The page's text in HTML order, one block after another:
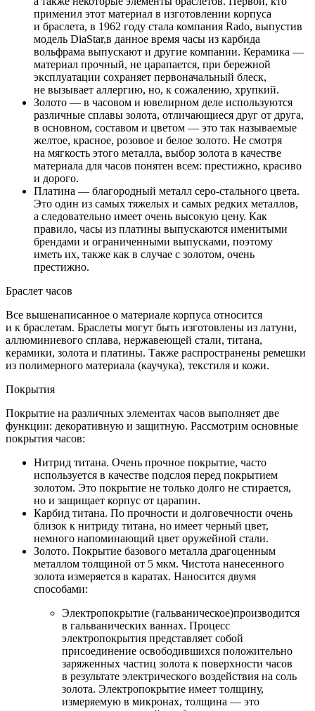
применил этот материал в изготовлении корпуса
и браслета, в 1962 году стала компания Rado, выпустив
модель DiaStar,в данное время часы из карбида
вольфрама выпускают и другие компании. Керамика —
материал прочный, не царапается, при бережной
эксплуатации сохраняет первоначальный блеск,
не вызывает аллергию, но, к сожалению, хрупкий.
Золото — в часовом и ювелирном деле используются
различные сплавы золота, отличающиеся друг от друга,
в основном, составом и цветом — это так называемые
желтое, красное, розовое и белое золото. Не смотря
на мягкость этого металла, выбор золота в качестве
материала для часов понятен всем: престижно, красиво
и дорого.
Платина — благородный металл серо-стального цвета.
Это один из самых тяжелых и самых редких металлов,
а следовательно имеет очень высокую цену. Как
правило, часы из платины выпускаются именитыми
брендами и ограниченными выпусками, поэтому
иметь их, также как в случае с золотом, очень
престижно.
Браслет часов
Все вышенаписанное о материале корпуса относится
и к браслетам. Браслеты могут быть изготовлены из латуни,
аллюминиевого сплава, нержавеющей стали, титана,
керамики, золота и платины. Также распространены ремешки
из полимерного материала (каучука), текстиля и кожи.
Покрытия
Покрытие на различных элементах часов выполняет две
функции: декоративную и защитную. Рассмотрим основные
покрытия часов:
Нитрид титана. Очень прочное покрытие, часто
используется в качестве подслоя перед покрытием
золотом. Это покрытие не только долго не стирается,
но и защищает корпус от царапин.
Карбид титана. По прочности и долговечности очень
близок к нитриду титана, но имеет черный цвет,
немного напоминающий цвет оружейной стали.
Золото. Покрытие базового металла драгоценным
металлом толщиной от 5 мкм. Чистота нанесенного
золота измеряется в каратах. Наносится двумя
способами:
Электропокрытие (гальваническое)производится
в гальванических ваннах. Процесс
электропокрытия представляет собой
присоединение освободившихся положительно
заряженных частиц золота к поверхности часов
в результате электрического воздействия на соль
золота. Электропокрытие имеет толщину,
измеряемую в микронах, толщина — это